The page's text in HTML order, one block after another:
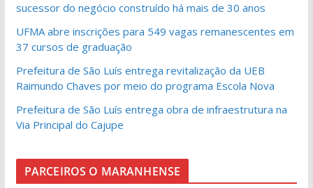
sucessor do negócio construído há mais de 30 anos
UFMA abre inscrições para 549 vagas remanescentes em
37 cursos de graduação
Prefeitura de São Luís entrega revitalização da UEB
Raimundo Chaves por meio do programa Escola Nova
Prefeitura de São Luís entrega obra de infraestrutura na
Via Principal do Cajupe
PARCEIROS O MARANHENSE